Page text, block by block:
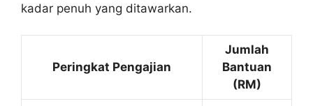
kadar penuh yang ditawarkan.
Peringkat Pengajian
Jumlah
Bantuan
(RM)